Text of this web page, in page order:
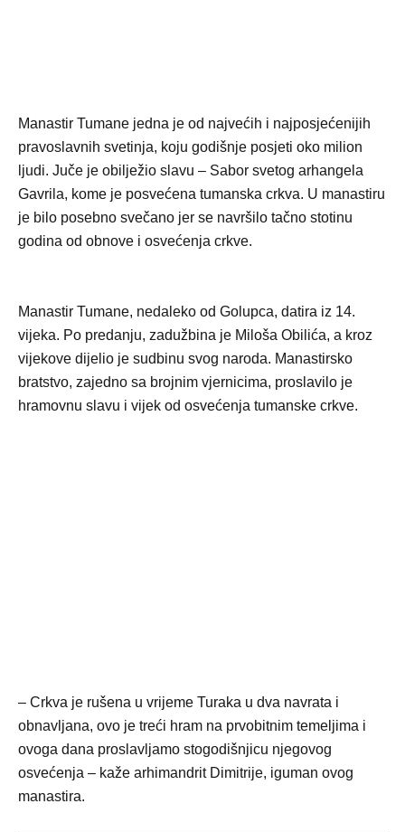
Manastir Tumane jedna je od najvećih i najposjećenijih
pravoslavnih svetinja, koju godišnje posjeti oko milion
ljudi. Juče je obilježio slavu – Sabor svetog arhangela
Gavrila, kome je posvećena tumanska crkva. U manastiru
je bilo posebno svečano jer se navršilo tačno stotinu
godina od obnove i osvećenja crkve.
Manastir Tumane, nedaleko od Golupca, datira iz 14.
vijeka. Po predanju, zadužbina je Miloša Obilića, a kroz
vijekove dijelio je sudbinu svog naroda. Manastirsko
bratstvo, zajedno sa brojnim vjernicima, proslavilo je
hramovnu slavu i vijek od osvećenja tumanske crkve.
– Crkva je rušena u vrijeme Turaka u dva navrata i
obnavljana, ovo je treći hram na prvobitnim temeljima i
ovoga dana proslavljamo stogodišnjicu njegovog
osvećenja – kaže arhimandrit Dimitrije, iguman ovog
manastira.